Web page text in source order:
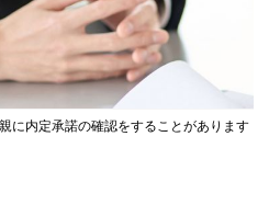
に内定承諾の確認をすることがあります